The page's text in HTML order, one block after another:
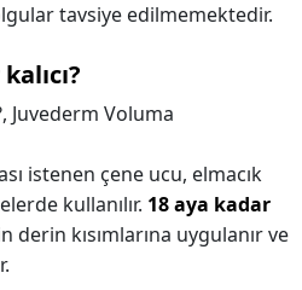
tavsiye edilmemektedir.
Juvederm Voluma
istenen çene ucu, elmacık
kullanılır. 18 aya kadar
derin kısımlarına uygulanır ve